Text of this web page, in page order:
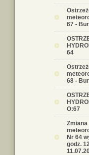
67 -
64
68 -
O:67
Nr 64
godz.